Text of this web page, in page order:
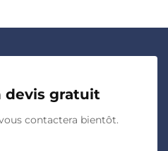
devis gratuit
contactera bientôt.